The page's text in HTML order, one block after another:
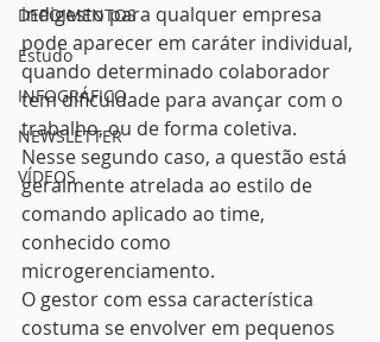
DEPOIMENTOS
Estudo
INFOGRÁFICO
NEWSLETTER
VÍDEOS
indigesto para qualquer empresa
pode aparecer em caráter individual,
quando determinado colaborador
tem dificuldade para avançar com o
trabalho, ou de forma coletiva.
Nesse segundo caso, a questão está
geralmente atrelada ao estilo de
comando aplicado ao time,
conhecido como
microgerenciamento.
O gestor com essa característica
costuma se envolver em pequenos